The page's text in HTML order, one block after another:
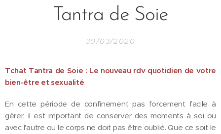
Tantra de Soie
30/03/2020
Tchat Tantra de Soie : Le nouveau rdv quotidien de votre
bien-être et sexualité
En cette période de confinement pas forcement facile à
gérer, il est important de conserver des moments à soi ou
avec l'autre ou le corps ne doit pas être oublié. Que ce soit le